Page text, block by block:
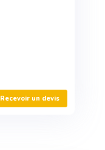
Recevoir un devis